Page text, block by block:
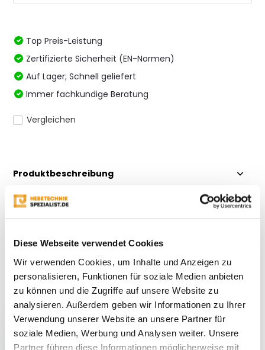
Diese Webseite verwendet Cookies
Wir verwenden Cookies, um Inhalte und Anzeigen zu
personalisieren, Funktionen für soziale Medien anbieten
zu können und die Zugriffe auf unsere Website zu
analysieren. Außerdem geben wir Informationen zu Ihrer
Verwendung unserer Website an unsere Partner für
soziale Medien, Werbung und Analysen weiter. Unsere
Partner führen diese Informationen möglicherweise mit
Top Preis-Leistung
Zertifizierte Sicherheit (EN-Normen)
Auf Lager; Schnell geliefert
Immer fachkundige Beratung
Vergleichen
Produktbeschreibung
Bewertungen
Teilen
Kürzlich gesehen